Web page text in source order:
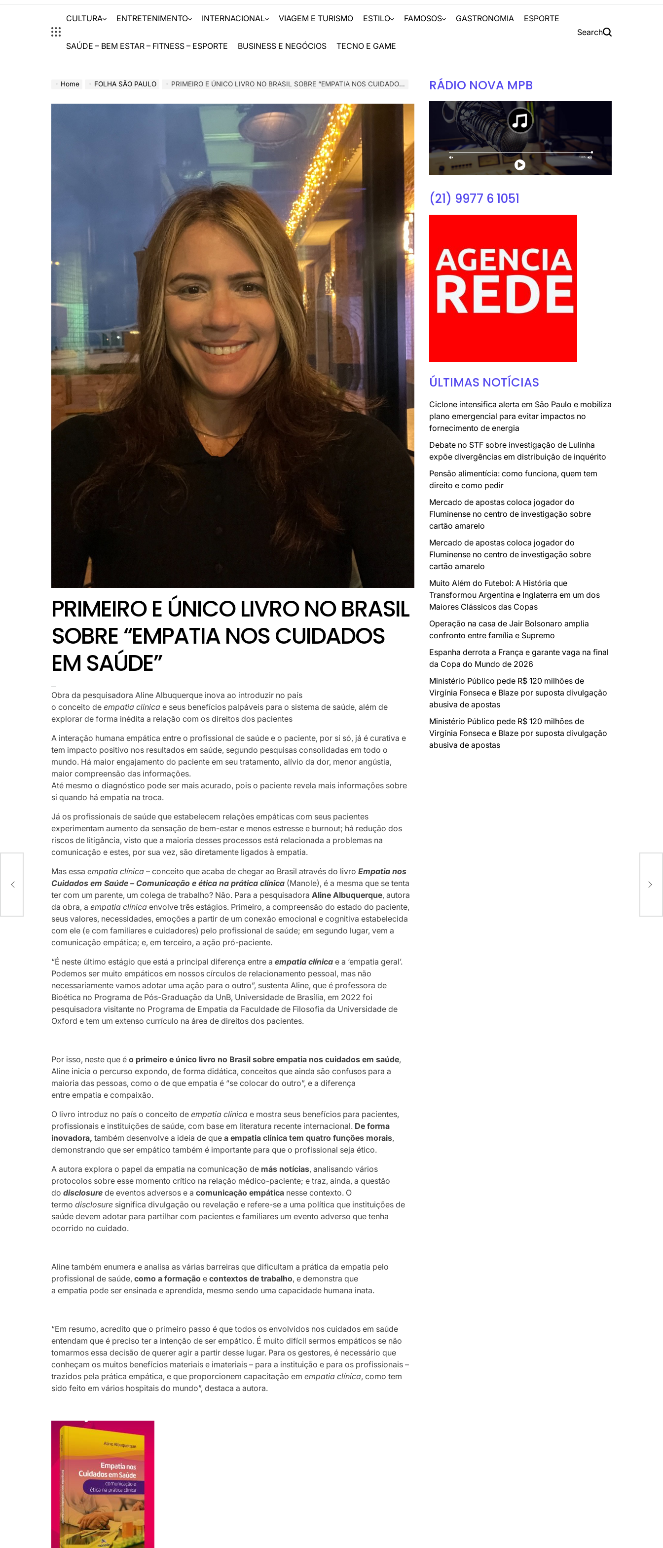
CULTURA ENTRETENIMENTO INTERNACIONAL VIAGEM E TURISMO ESTILO FAMOSOS GASTRONOMIA ESPORTE
SAÚDE – BEM ESTAR – FITNESS – ESPORTE BUSINESS E NEGÓCIOS TECNO E GAME
Search
Home FOLHA SÃO PAULO PRIMEIRO E ÚNICO LIVRO NO BRASIL SOBRE “EMPATIA NOS CUIDADOS EM SAÚDE”
PRIMEIRO E ÚNICO LIVRO NO BRASIL
SOBRE “EMPATIA NOS CUIDADOS
EM SAÚDE”
Obra da pesquisadora Aline Albuquerque inova ao introduzir no país
o conceito deempatia clínica e seus benefícios palpáveis para o sistema de saúde, além de
explorar de forma inédita a relação com os direitos dos pacientes
A interação humana empática entre o profissional de saúde e o paciente, por si só, já é curativa e
tem impacto positivo nos resultados em saúde, segundo pesquisas consolidadas em todo o
mundo. Há maior engajamento do paciente em seu tratamento, alívio da dor, menor angústia,
maior compreensão das informações.
Até mesmo o diagnóstico pode ser mais acurado, pois o paciente revela mais informações sobre
si quando há empatia na troca.
Já os profissionais de saúde que estabelecem relações empáticas com seus pacientes
experimentam aumento da sensação de bem-estar e menos estresse e burnout; há redução dos
riscos de litigância, visto que a maioria desses processos está relacionada a problemas na
comunicação e estes, por sua vez, são diretamente ligados à empatia.
Mas essaempatia clínica – conceito que acaba de chegar ao Brasil através do livroEmpatia nos
Cuidados em Saúde – Comunicação e ética na prática clínica (Manole), é a mesma que se tenta
ter com um parente, um colega de trabalho? Não. Para a pesquisadoraAline Albuquerque, autora
da obra, aempatia clínica envolve três estágios. Primeiro, a compreensão do estado do paciente,
seus valores, necessidades, emoções a partir de um conexão emocional e cognitiva estabelecida
com ele (e com familiares e cuidadores) pelo profissional de saúde; em segundo lugar, vem a
comunicação empática; e, em terceiro, a ação pró-paciente.
“É neste último estágio que está a principal diferença entre a empatia clínica e a ‘empatia geral’.
Podemos ser muito empáticos em nossos círculos de relacionamento pessoal, mas não
necessariamente vamos adotar uma ação para o outro”, sustenta Aline, que é professora de
Bioética no Programa de Pós-Graduação da UnB, Universidade de Brasília, em 2022 foi
pesquisadora visitante no Programa de Empatia da Faculdade de Filosofia da Universidade de
Oxford e tem um extenso currículo na área de direitos dos pacientes.
Por isso, neste que éo primeiro e único livro no Brasil sobre empatia nos cuidados em saúde,
Aline inicia o percurso expondo, de forma didática, conceitos que ainda são confusos para a
maioria das pessoas, como o de que empatia é “se colocar do outro”, e a diferença
entre empatia e compaixão.
O livro introduz no país o conceito deempatia clínica e mostra seus benefícios para pacientes,
profissionais e instituições de saúde, com base em literatura recente internacional. De forma
inovadora, também desenvolve a ideia de quea empatia clínica tem quatro funções morais,
demonstrando que ser empático também é importante para que o profissional seja ético.
A autora explora o papel da empatia na comunicação de más notícias, analisando vários
protocolos sobre esse momento crítico na relação médico-paciente; e traz, ainda, a questão
dodisclosure de eventos adversos e a comunicação empática nesse contexto. O
termodisclosure significa divulgação ou revelação e refere-se a uma política que instituições de
saúde devem adotar para partilhar com pacientes e familiares um evento adverso que tenha
ocorrido no cuidado.
Aline também enumera e analisa as várias barreiras que dificultam a prática da empatia pelo
profissional de saúde,como a formação econtextos de trabalho, e demonstra que
a empatia pode ser ensinada e aprendida, mesmo sendo uma capacidade humana inata.
“Em resumo, acredito que o primeiro passo é que todos os envolvidos nos cuidados em saúde
entendam que é preciso ter a intenção de ser empático. É muito difícil sermos empáticos se não
tomarmos essa decisão de querer agir a partir desse lugar. Para os gestores, é necessário que
conheçam os muitos benefícios materiais e imateriais – para a instituição e para os profissionais –
trazidos pela prática empática, e que proporcionem capacitação emempatia clínica, como tem
sido feito em vários hospitais do mundo”, destaca a autora.
RÁDIO NOVA MPB
(21) 9977 6 1051
ÚLTIMAS NOTÍCIAS
Ciclone intensifica alerta em São Paulo e mobiliza
plano emergencial para evitar impactos no
fornecimento de energia
Debate no STF sobre investigação de Lulinha
expõe divergências em distribuição de inquérito
Pensão alimentícia: como funciona, quem tem
direito e como pedir
Mercado de apostas coloca jogador do
Fluminense no centro de investigação sobre
cartão amarelo
Mercado de apostas coloca jogador do
Fluminense no centro de investigação sobre
cartão amarelo
Muito Além do Futebol: A História que
Transformou Argentina e Inglaterra em um dos
Maiores Clássicos das Copas
Operação na casa de Jair Bolsonaro amplia
confronto entre família e Supremo
Espanha derrota a França e garante vaga na final
da Copa do Mundo de 2026
Ministério Público pede R$ 120 milhões de
Virgínia Fonseca e Blaze por suposta divulgação
abusiva de apostas
Ministério Público pede R$ 120 milhões de
Virgínia Fonseca e Blaze por suposta divulgação
abusiva de apostas